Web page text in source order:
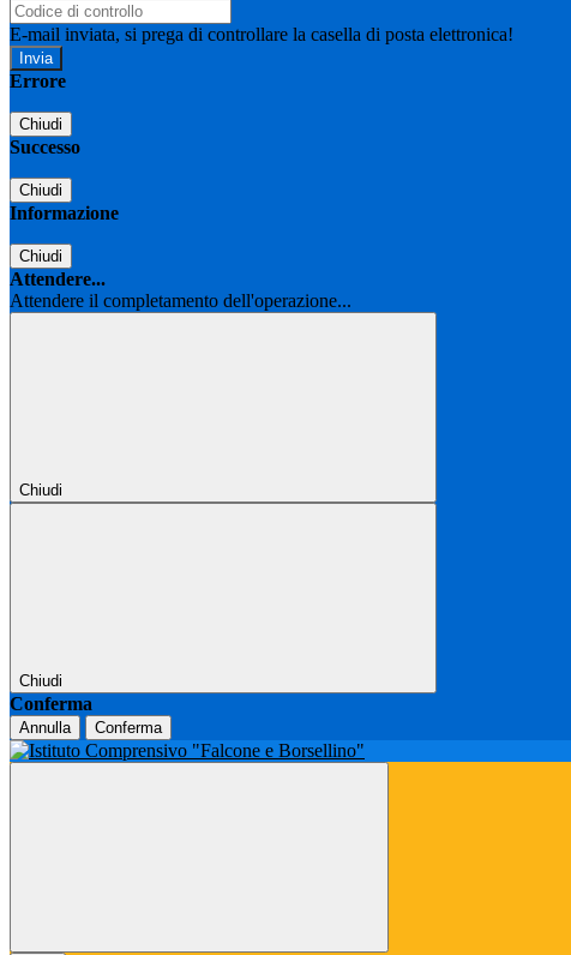
E-mail inviata, si prega di controllare la casella di posta elettronica!
Errore
Chiudi
Successo
Chiudi
Informazione
Chiudi
Attendere...
Attendere il completamento dell'operazione...
Chiudi
Chiudi
Conferma
Annulla Conferma